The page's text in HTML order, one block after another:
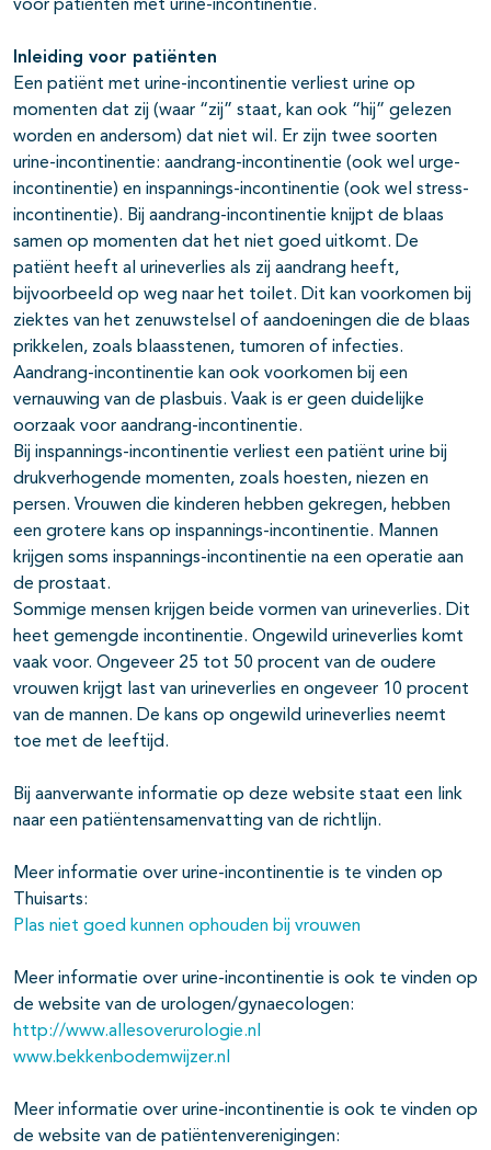
voor patiënten met urine-incontinentie.
Inleiding voor patiënten
Een patiënt met urine-incontinentie verliest urine op
momenten dat zij (waar “zij” staat, kan ook “hij” gelezen
worden en andersom) dat niet wil. Er zijn twee soorten
urine-incontinentie: aandrang-incontinentie (ook wel urge-
incontinentie) en inspannings-incontinentie (ook wel stress-
incontinentie). Bij aandrang-incontinentie knijpt de blaas
samen op momenten dat het niet goed uitkomt. De
patiënt heeft al urineverlies als zij aandrang heeft,
bijvoorbeeld op weg naar het toilet. Dit kan voorkomen bij
ziektes van het zenuwstelsel of aandoeningen die de blaas
prikkelen, zoals blaasstenen, tumoren of infecties.
Aandrang-incontinentie kan ook voorkomen bij een
vernauwing van de plasbuis. Vaak is er geen duidelijke
oorzaak voor aandrang-incontinentie.
Bij inspannings-incontinentie verliest een patiënt urine bij
drukverhogende momenten, zoals hoesten, niezen en
persen. Vrouwen die kinderen hebben gekregen, hebben
een grotere kans op inspannings-incontinentie. Mannen
krijgen soms inspannings-incontinentie na een operatie aan
de prostaat.
Sommige mensen krijgen beide vormen van urineverlies. Dit
heet gemengde incontinentie. Ongewild urineverlies komt
vaak voor. Ongeveer 25 tot 50 procent van de oudere
vrouwen krijgt last van urineverlies en ongeveer 10 procent
van de mannen. De kans op ongewild urineverlies neemt
toe met de leeftijd.
Bij aanverwante informatie op deze website staat een link
naar een patiëntensamenvatting van de richtlijn.
Meer informatie over urine-incontinentie is te vinden op
Thuisarts:
Plas niet goed kunnen ophouden bij vrouwen
Meer informatie over urine-incontinentie is ook te vinden op
de website van de urologen/gynaecologen:
http://www.allesoverurologie.nl
www.bekkenbodemwijzer.nl
Meer informatie over urine-incontinentie is ook te vinden op
de website van de patiëntenverenigingen: